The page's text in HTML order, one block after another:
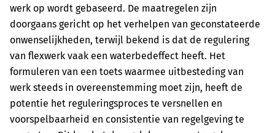
werk op wordt gebaseerd. De maatregelen zijn
doorgaans gericht op het verhelpen van geconstateerde
onwenselijkheden, terwijl bekend is dat de regulering
van flexwerk vaak een waterbedeffect heeft. Het
formuleren van een toets waarmee uitbesteding van
werk steeds in overeenstemming moet zijn, heeft de
potentie het reguleringsproces te versnellen en
voorspelbaarheid en consistentie van regelgeving te